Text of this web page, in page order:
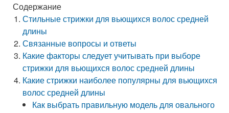
Содержание
Стильные стрижки для вьющихся волос средней
длины
Связанные вопросы и ответы
Какие факторы следует учитывать при выборе
стрижки для вьющихся волос средней длины
Какие стрижки наиболее популярны для вьющихся
волос средней длины
Как выбрать правильную модель для овального